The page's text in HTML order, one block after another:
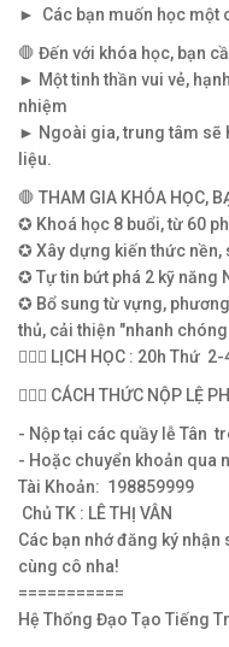
► Các bạn muốn học một
🛑 Đến với khóa học, bạn
► Một tinh thần vui vẻ,
nhiệm
► Ngoài gia, trung tâm sẽ
liệu.
🛑 THAM GIA KHÓA HỌC,
✪ Khoá học 8 buổi, từ 60
✪ Xây dựng kiến thức nền,
✪ Tự tin bứt phá 2 kỹ năng
✪ Bổ sung từ vựng,
thủ, cải thiện "nhanh
💁🏻‍♀️ LỊCH HỌC : 20h Thứ
💁🏻‍♀️ CÁCH THỨC NỘP LỆ
- Nộp tại các quầy lễ Tân
- Hoặc chuyển khoản qua
Tài Khoản: 198859999
Chủ TK : LÊ THỊ VÂN
Các bạn nhớ đăng ký
cùng cô nha!
===========
Hệ Thống Đạo Tạo Tiếng